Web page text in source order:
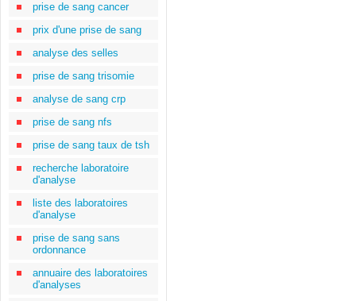
prise de sang cancer
prix d'une prise de sang
analyse des selles
prise de sang trisomie
analyse de sang crp
prise de sang nfs
prise de sang taux de tsh
recherche laboratoire
d'analyse
liste des laboratoires
d'analyse
prise de sang sans
ordonnance
annuaire des laboratoires
d'analyses